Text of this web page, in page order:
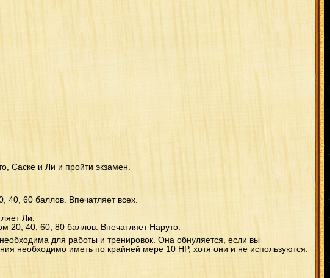
Саске и Ли и пройти экзамен.
40, 60 баллов. Впечатляет всех.
Ли.
20, 40, 60, 80 баллов. Впечатляет Наруто.
для работы и тренировок. Она обнуляется, если вы
необходимо иметь по крайней мере 10 HP, хотя они и не используются.